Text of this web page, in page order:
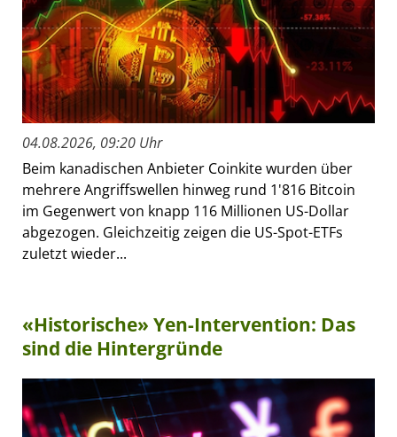
04.08.2026, 09:20 Uhr
Beim kanadischen Anbieter Coinkite wurden über
mehrere Angriffswellen hinweg rund 1'816 Bitcoin
im Gegenwert von knapp 116 Millionen US-Dollar
abgezogen. Gleichzeitig zeigen die US-Spot-ETFs
zuletzt wieder...
«Historische» Yen-Intervention: Das
sind die Hintergründe